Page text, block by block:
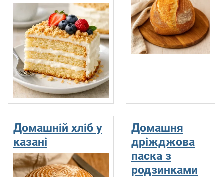
Домашній хліб у
казані
Домашня
дріжджова
паска з
родзинками